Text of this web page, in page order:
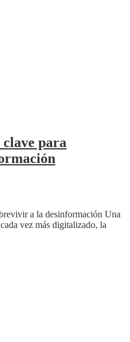
para
a la desinformación Una
vez más digitalizado, la